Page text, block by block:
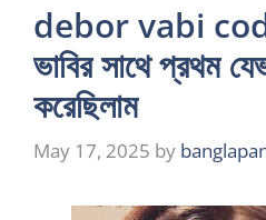
debor vabi
ভাবির সাথে প্রথম
করেছিলাম
May 17, 2025 by